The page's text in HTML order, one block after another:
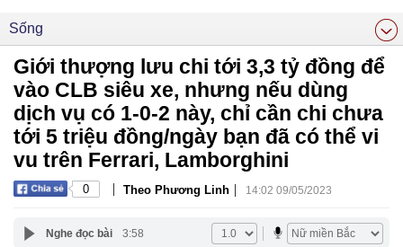
Sống
Giới thượng lưu chi tới 3,3 tỷ đồng để
vào CLB siêu xe, nhưng nếu dùng
dịch vụ có 1-0-2 này, chỉ cần chi chưa
tới 5 triệu đồng/ngày bạn đã có thể vi
vu trên Ferrari, Lamborghini
0 | Theo Phương Linh | 14:02 09/05/2023
Nghe đọc bài 3:58